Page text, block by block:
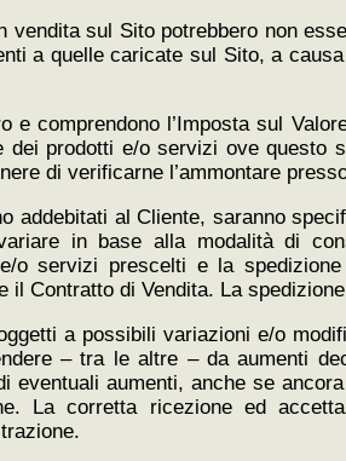
vendita sul Sito potrebbero non
a quelle caricate sul Sito, a
e comprendono l’Imposta sul
dei prodotti e/o servizi ove questo
di verificarne l’ammontare
addebitati al Cliente, saranno
in base alla modalità di
o servizi prescelti e la
il Contratto di Vendita. La
a possibili variazioni e/o
– tra le altre – da aumenti
eventuali aumenti, anche se
La corretta ricezione ed